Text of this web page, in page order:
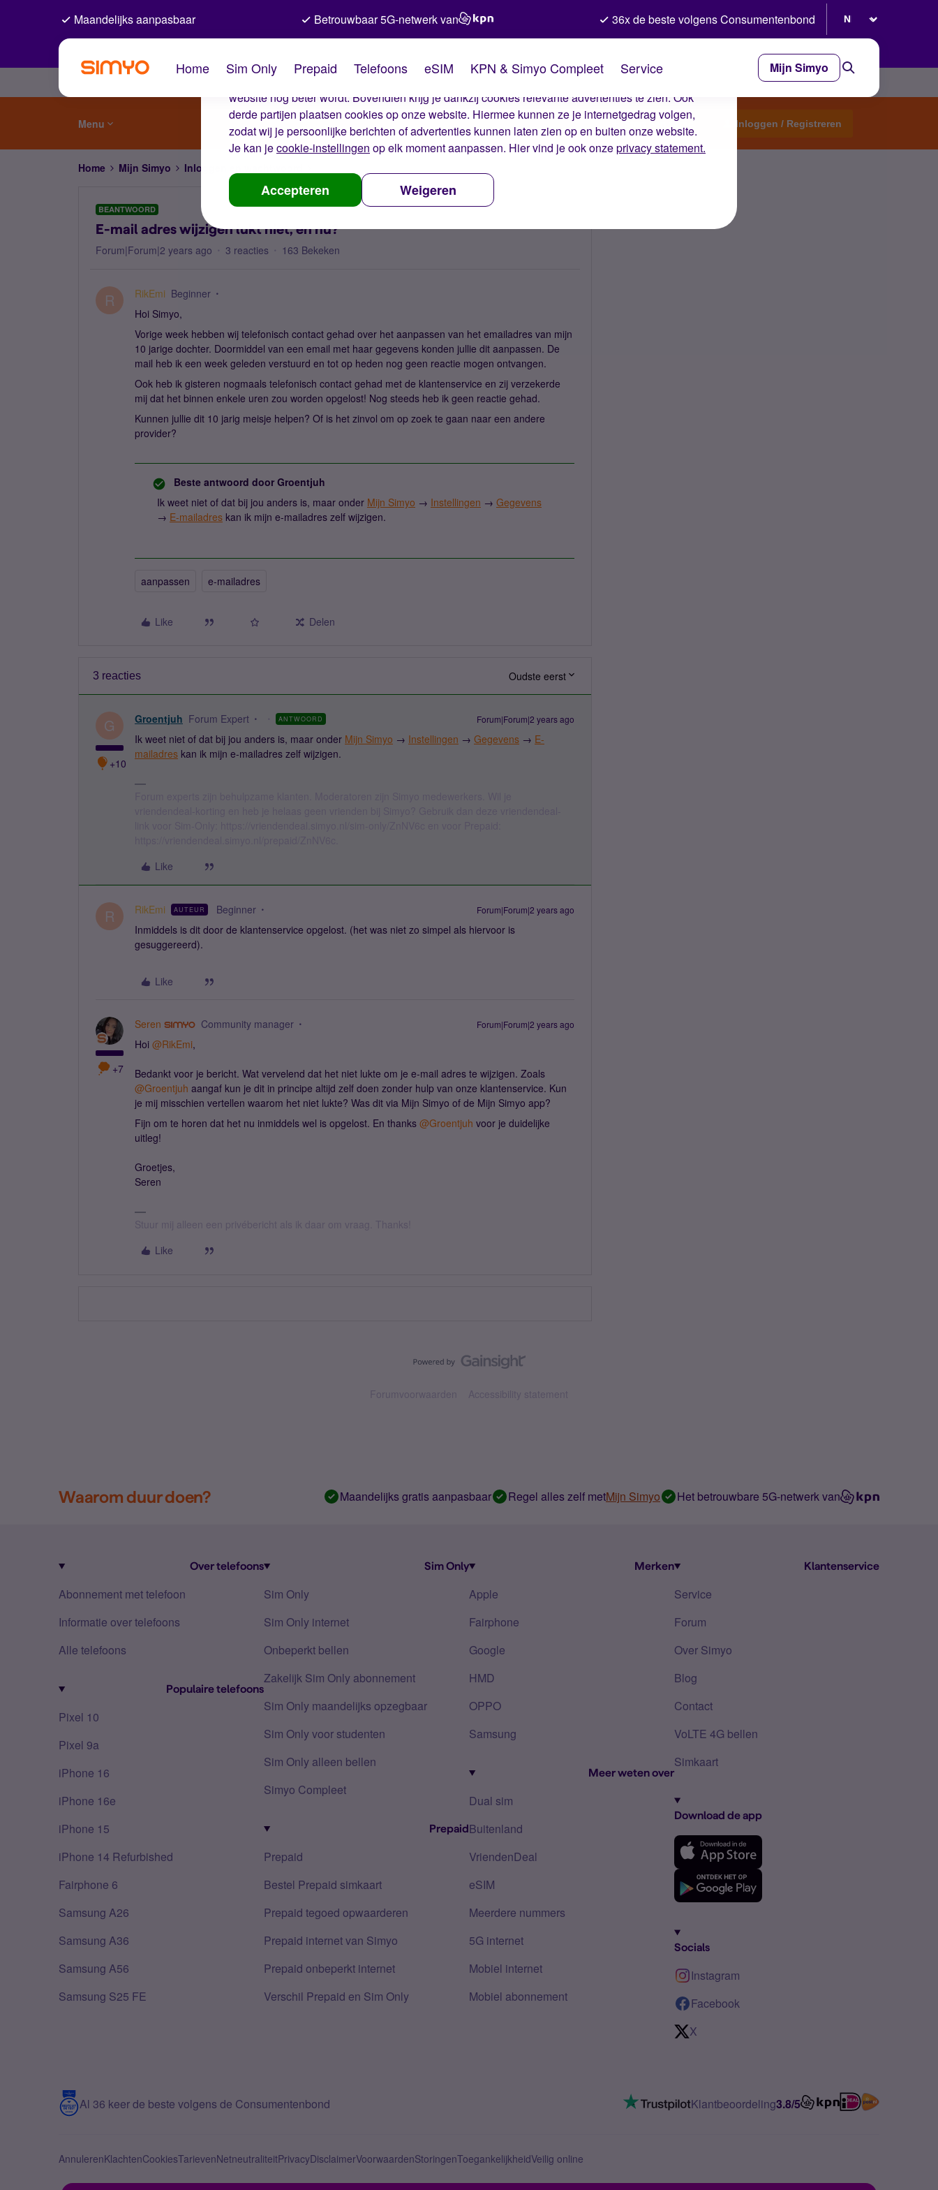
De cookies van Simyo
Wij gebruiken cookies op onze website. Met deze cookies zorgen wij ervoor dat je ervaring op de
website nog beter wordt. Bovendien krijg je dankzij cookies relevante advertenties te zien. Ook
derde partijen plaatsen cookies op onze website. Hiermee kunnen ze je internetgedrag volgen,
zodat wij je persoonlijke berichten of advertenties kunnen laten zien op en buiten onze website.
Je kan jecookie-instellingen op elk moment aanpassen. Hier vind je ook onzeprivacy statement.
Accepteren Weigeren
Maandelijks aanpasbaar Betrouwbaar 5G-netwerk van 36x de beste volgens Consumentenbond
Home Sim Only Prepaid Telefoons eSIM KPN & Simyo Compleet Service Mijn Simyo
Menu Start een topic Inloggen / Registreren
Home Mijn Simyo Inloggen en wachtwoord
BEANTWOORD
E-mail adres wijzigen lukt niet, en nu?
Forum|Forum|2 years ago 3 reacties 163 Bekeken
R RikEmi Beginner
Hoi Simyo,
Vorige week hebben wij telefonisch contact gehad over het aanpassen van het emailadres van mijn
10 jarige dochter. Doormiddel van een email met haar gegevens konden jullie dit aanpassen. De
mail heb ik een week geleden verstuurd en tot op heden nog geen reactie mogen ontvangen.
Ook heb ik gisteren nogmaals telefonisch contact gehad met de klantenservice en zij verzekerde
mij dat het binnen enkele uren zou worden opgelost! Nog steeds heb ik geen reactie gehad.
Kunnen jullie dit 10 jarig meisje helpen? Of is het zinvol om op zoek te gaan naar een andere
provider?
Beste antwoord door Groentjuh
Ik weet niet of dat bij jou anders is, maar onder Mijn Simyo → Instellingen → Gegevens
→ E-mailadres kan ik mijn e-mailadres zelf wijzigen.
aanpassen e-mailadres
Like Delen
3 reacties Oudste eerst
G
+10
Groentjuh Forum Expert ANTWOORD Forum|Forum|2 years ago
Ik weet niet of dat bij jou anders is, maar onder Mijn Simyo → Instellingen → Gegevens → E-
mailadres kan ik mijn e-mailadres zelf wijzigen.
Like
R RikEmi AUTEUR Beginner Forum|Forum|2 years ago
Inmiddels is dit door de klantenservice opgelost. (het was niet zo simpel als hiervoor is
gesuggereerd).
Like
+7
Seren Community manager Forum|Forum|2 years ago
Hoi @RikEmi,
Bedankt voor je bericht. Wat vervelend dat het niet lukte om je e-mail adres te wijzigen. Zoals
@Groentjuh aangaf kun je dit in principe altijd zelf doen zonder hulp van onze klantenservice. Kun
je mij misschien vertellen waarom het niet lukte? Was dit via Mijn Simyo of de Mijn Simyo app?
Fijn om te horen dat het nu inmiddels wel is opgelost. En thanks @Groentjuh voor je duidelijke
uitleg!
Groetjes,
Seren
Stuur mij alleen een privébericht als ik daar om vraag. Thanks!
Like
Forumvoorwaarden Accessibility statement
Waarom duur doen? Maandelijks gratis aanpasbaar Regel alles zelf metMijn Simyo Het betrouwbare 5G-netwerk van
Over telefoons
Abonnement met telefoon
Informatie over telefoons
Alle telefoons
Populaire telefoons
Pixel 10
Pixel 9a
iPhone 16
iPhone 16e
iPhone 15
iPhone 14 Refurbished
Fairphone 6
Samsung A26
Samsung A36
Samsung A56
Samsung S25 FE
Sim Only
Sim Only
Sim Only internet
Onbeperkt bellen
Zakelijk Sim Only abonnement
Sim Only maandelijks opzegbaar
Sim Only voor studenten
Sim Only alleen bellen
Simyo Compleet
Prepaid
Prepaid
Bestel Prepaid simkaart
Prepaid tegoed opwaarderen
Prepaid internet van Simyo
Prepaid onbeperkt internet
Verschil Prepaid en Sim Only
Merken
Apple
Fairphone
Google
HMD
OPPO
Samsung
Meer weten over
Dual sim
Buitenland
VriendenDeal
eSIM
Meerdere nummers
5G internet
Mobiel internet
Mobiel abonnement
Klantenservice
Service
Forum
Over Simyo
Blog
Contact
VoLTE 4G bellen
Simkaart
Download de app
Socials
Instagram
Facebook
X
Al 36 keer de beste volgens de Consumentenbond Klantbeoordeling3.8/5
AnnulerenKlachtenCookiesTarievenNetneutraliteitPrivacyDisclaimerVoorwaardenStoringenToegankelijkheidVeilig online